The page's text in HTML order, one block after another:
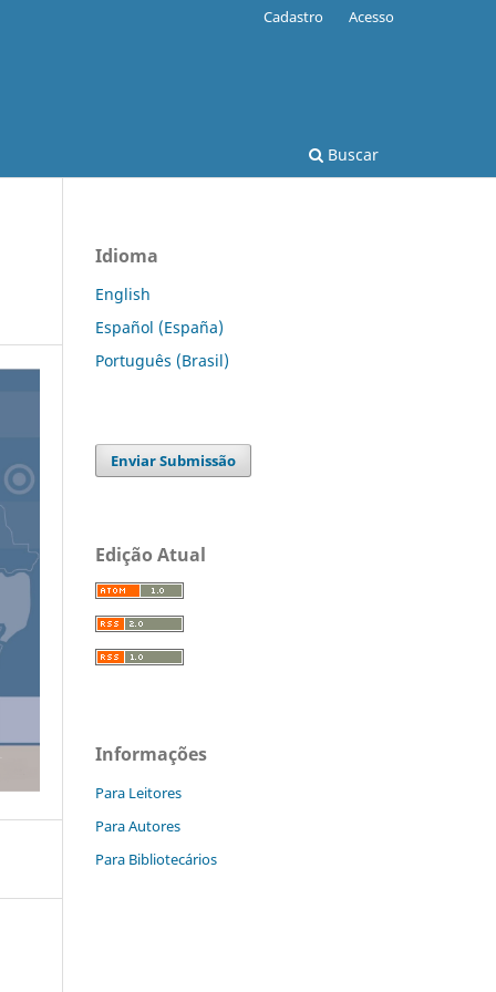
Buscar
Cadastro Acesso
Idioma
English
Español (España)
Português (Brasil)
Enviar Submissão
Edição Atual
Informações
Para Leitores
Para Autores
Para Bibliotecários